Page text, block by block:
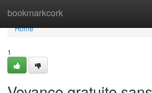
bookmarkcork
Home
Home
1